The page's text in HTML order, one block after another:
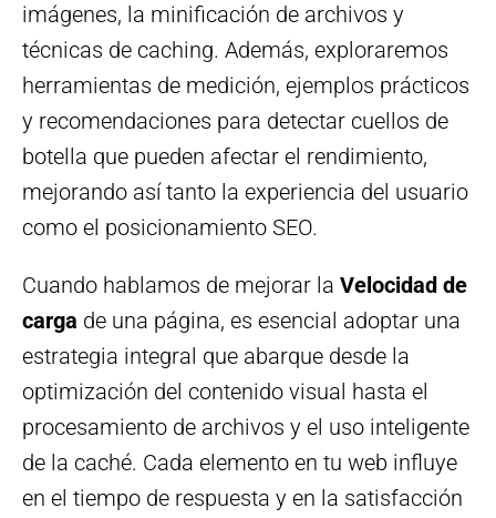
imágenes, la minificación de archivos y
técnicas de caching. Además, exploraremos
herramientas de medición, ejemplos prácticos
y recomendaciones para detectar cuellos de
botella que pueden afectar el rendimiento,
mejorando así tanto la experiencia del usuario
como el posicionamiento SEO.
Cuando hablamos de mejorar la Velocidad de
carga de una página, es esencial adoptar una
estrategia integral que abarque desde la
optimización del contenido visual hasta el
procesamiento de archivos y el uso inteligente
de la caché. Cada elemento en tu web influye
en el tiempo de respuesta y en la satisfacción